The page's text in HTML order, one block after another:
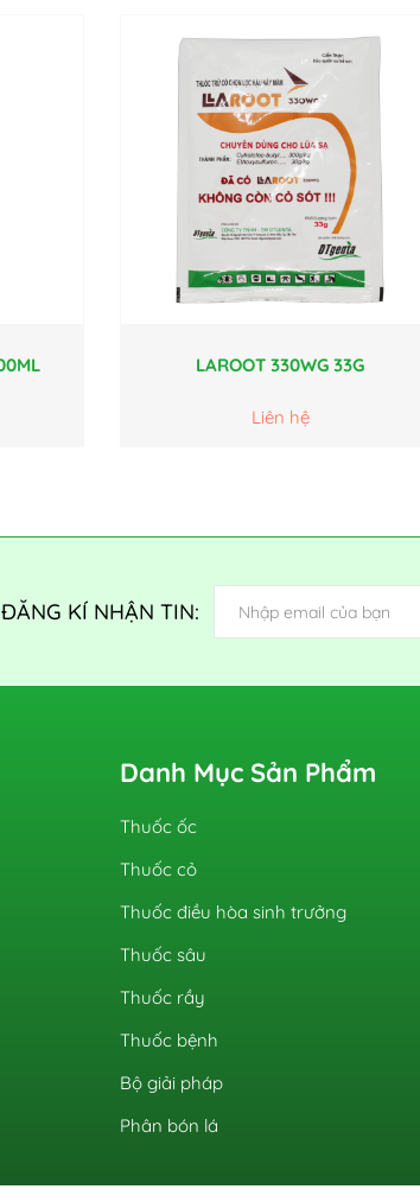
LAROOT 330WG 33G
Liên hệ
ĐĂNG KÍ NHẬN TIN:
Danh Mục Sản Phẩm
Thuốc ốc
Thuốc cỏ
Thuốc điều hòa sinh trưởng
Thuốc sâu
Thuốc rầy
Thuốc bệnh
Bộ giải pháp
Phân bón lá